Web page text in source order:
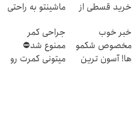
خرید قسطی از
ماشینتو به راحتی
خبر خوب
مخصوص شکمو
ها! آسون ترین
جراحی کمر
ممنوع شد⛔
میتونی کمرت رو